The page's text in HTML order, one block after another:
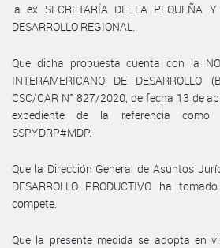
la ex SECRETARÍA DE LA PEQUEÑA
DESARROLLO REGIONAL.
Que dicha propuesta cuenta con la NO
INTERAMERICANO DE
CSC/CAR N° 827/2020, de fecha 13 de
expediente de la referencia como
SSPYDRP#MDP.
Que la Dirección General de Asuntos
DESARROLLO PRODUCTIVO ha
compete.
Que la presente medida se adopta en